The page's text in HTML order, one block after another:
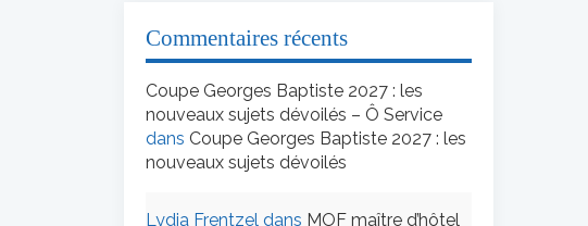
Commentaires récents
Coupe Georges Baptiste 2027 : les
nouveaux sujets dévoilés – Ô Service
dans Coupe Georges Baptiste 2027 : les
nouveaux sujets dévoilés
Lydia Frentzel dans MOF maître d’hôtel